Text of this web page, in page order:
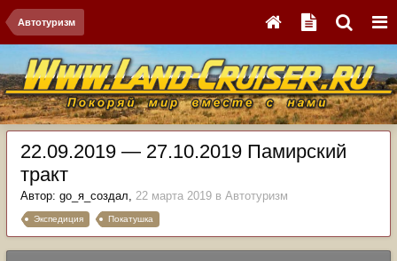
Автотуризм
22.09.2019 — 27.10.2019 Памирский
тракт
Автор: go_я_создал, 22 марта 2019 в Автотуризм
Экспедиция Покатушка